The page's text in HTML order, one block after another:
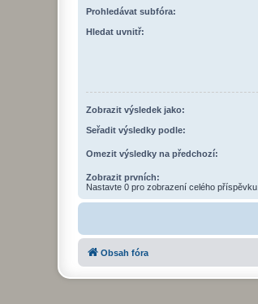
Prohledávat subfóra:
Hledat uvnitř:
Zobrazit výsledek jako:
Seřadit výsledky podle:
Omezit výsledky na předchozí:
Zobrazit prvních:
Nastavte 0 pro zobrazení celého příspěvku.
Obsah fóra